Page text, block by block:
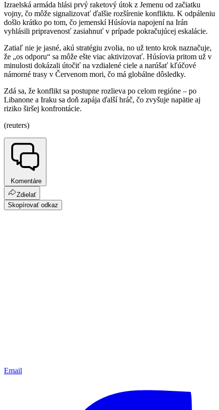
Izraelská armáda hlási prvý raketový útok z Jemenu od začiatku
vojny, čo môže signalizovať ďalšie rozšírenie konfliktu. K odpáleniu
došlo krátko po tom, čo jemenskí Húsíovia napojení na Irán
vyhlásili pripravenosť zasiahnuť v prípade pokračujúcej eskalácie.
Zatiaľ nie je jasné, akú stratégiu zvolia, no už tento krok naznačuje,
že „os odporu“ sa môže ešte viac aktivizovať. Húsíovia pritom už v
minulosti dokázali útočiť na vzdialené ciele a narúšať kľúčové
námorné trasy v Červenom mori, čo má globálne dôsledky.
Zdá sa, že konflikt sa postupne rozlieva po celom regióne – po
Libanone a Iraku sa doň zapája ďalší hráč, čo zvyšuje napätie aj
riziko širšej konfrontácie.
(reuters)
Komentáre
Zdielať
Skopírovať odkaz
Email